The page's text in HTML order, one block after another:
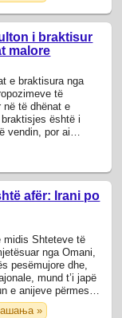
i braktisur
malore
e braktisura nga
të
në të dhënat e
braktisjes është i
vendin, por ai
malore, të ...
afër: Irani po
midis Shteteve të
nga Omani,
pesëmujore dhe,
mund t’i japë
e anijeve përmes
»